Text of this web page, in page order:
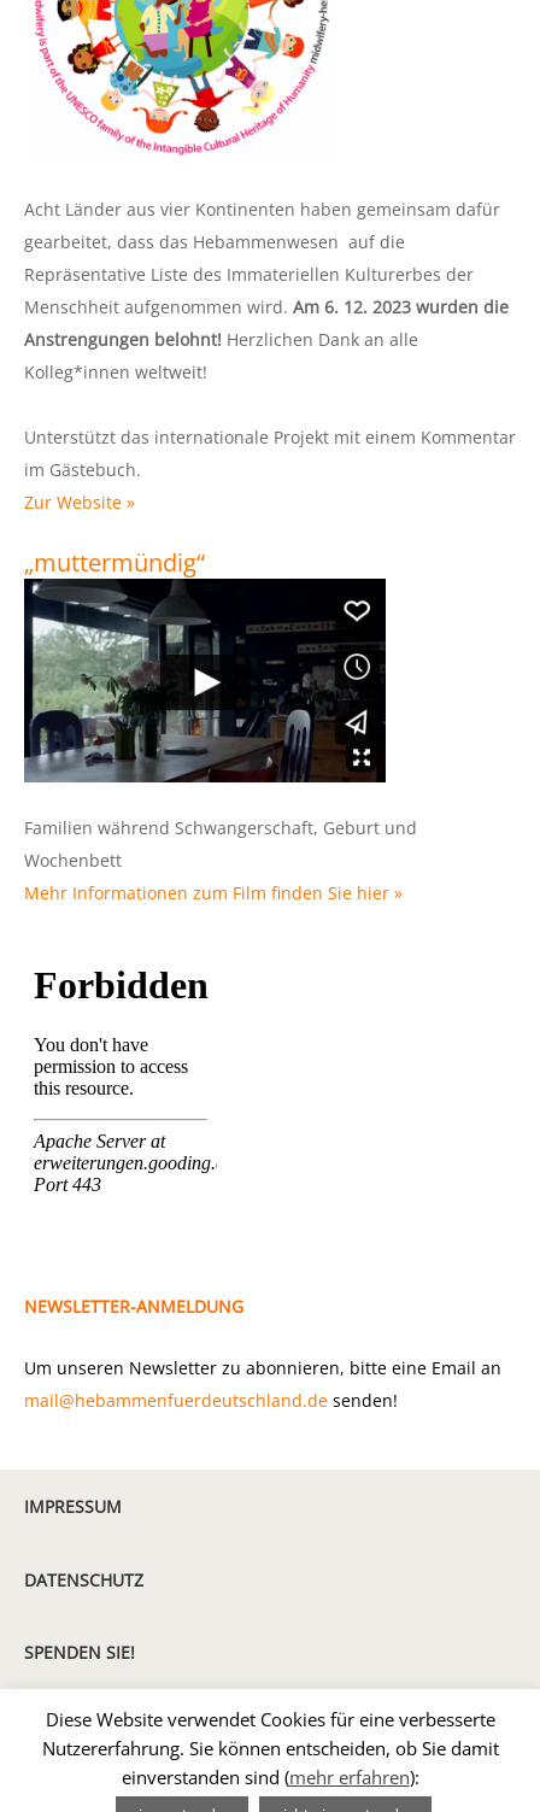
Acht Länder aus vier Kontinenten haben gemeinsam dafür
gearbeitet, dass das Hebammenwesen auf die
Repräsentative Liste des Immateriellen Kulturerbes der
Menschheit aufgenommen wird. Am 6. 12. 2023 wurden die
Anstrengungen belohnt! Herzlichen Dank an alle
Kolleg*innen weltweit!
Unterstützt das internationale Projekt mit einem Kommentar
im Gästebuch.
Zur Website »
„muttermündig“
Familien während Schwangerschaft, Geburt und
Wochenbett
Mehr Informationen zum Film finden Sie hier »
NEWSLETTER-ANMELDUNG
Um unseren Newsletter zu abonnieren, bitte eine Email an
mail@hebammenfuerdeutschland.de senden!
IMPRESSUM
DATENSCHUTZ
SPENDEN SIE!
MITGLIED WERDEN
2026 Hebammen für Deutschland e.V. |Impressum
Diese Website verwendet Cookies für eine verbesserte
Nutzererfahrung. Sie können entscheiden, ob Sie damit
einverstanden sind (mehr erfahren):